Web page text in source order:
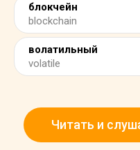
блокчейн
blockchain
волатильный
volatile
Читать и